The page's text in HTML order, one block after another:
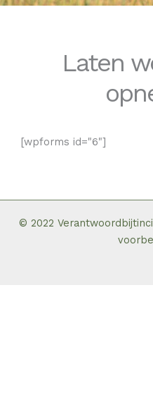
Laten
[wpforms id="6"]
© 2022